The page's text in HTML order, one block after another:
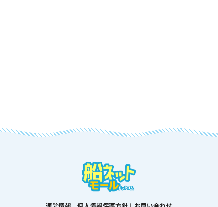
運営情報 個人情報保護方針 お問い合わせ